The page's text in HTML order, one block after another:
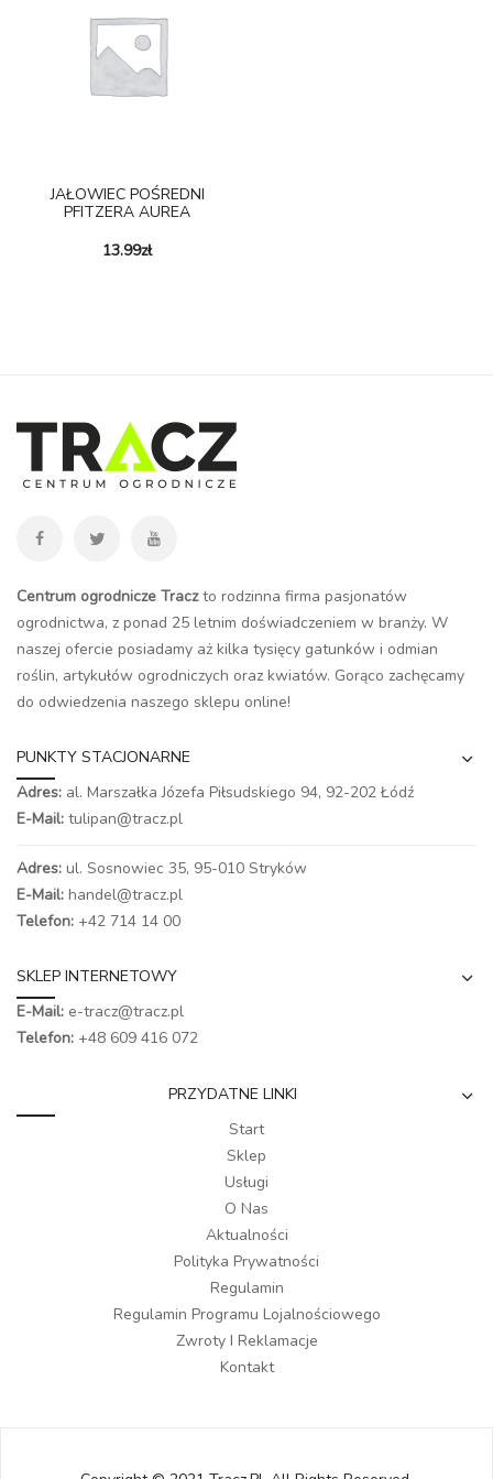
JAŁOWIEC POŚREDNI
PFITZERA AUREA
13.99zł
Centrum ogrodnicze Traczto rodzinna firma pasjonatów
ogrodnictwa, z ponad 25 letnim doświadczeniem w branży. W
naszej ofercie posiadamy aż kilka tysięcy gatunków i odmian
roślin, artykułów ogrodniczych oraz kwiatów. Gorąco zachęcamy
do odwiedzenia naszego sklepu online!
PUNKTY STACJONARNE
Adres: al. Marszałka Józefa Piłsudskiego 94, 92-202 Łódź
E-Mail: tulipan@tracz.pl
Adres: ul. Sosnowiec 35, 95-010 Stryków
E-Mail: handel@tracz.pl
Telefon: +42 714 14 00
SKLEP INTERNETOWY
E-Mail: e-tracz@tracz.pl
Telefon: +48 609 416 072
PRZYDATNE LINKI
Start
Sklep
Usługi
O Nas
Aktualności
Polityka Prywatności
Regulamin
Regulamin Programu Lojalnościowego
Zwroty I Reklamacje
Kontakt